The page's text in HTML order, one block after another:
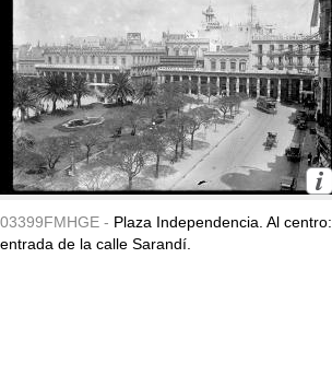
03399FMHGE - Plaza Independencia. Al centro:
entrada de la calle Sarandí.